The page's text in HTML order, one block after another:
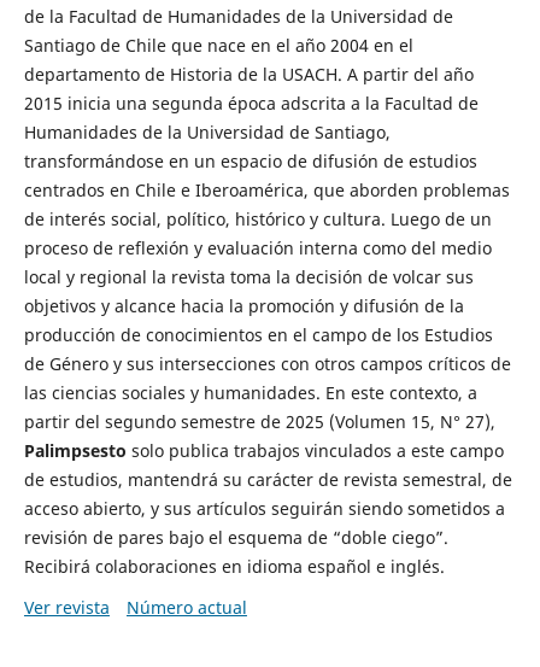
de la Facultad de Humanidades de la Universidad de
Santiago de Chile que nace en el año 2004 en el
departamento de Historia de la USACH. A partir del año
2015 inicia una segunda época adscrita a la Facultad de
Humanidades de la Universidad de Santiago,
transformándose en un espacio de difusión de estudios
centrados en Chile e Iberoamérica, que aborden problemas
de interés social, político, histórico y cultura. Luego de un
proceso de reflexión y evaluación interna como del medio
local y regional la revista toma la decisión de volcar sus
objetivos y alcance hacia la promoción y difusión de la
producción de conocimientos en el campo de los Estudios
de Género y sus intersecciones con otros campos críticos de
las ciencias sociales y humanidades. En este contexto, a
partir del segundo semestre de 2025 (Volumen 15, N° 27),
Palimpsesto solo publica trabajos vinculados a este campo
de estudios, mantendrá su carácter de revista semestral, de
acceso abierto, y sus artículos seguirán siendo sometidos a
revisión de pares bajo el esquema de “doble ciego”.
Recibirá colaboraciones en idioma español e inglés.
Ver revista
Número actual